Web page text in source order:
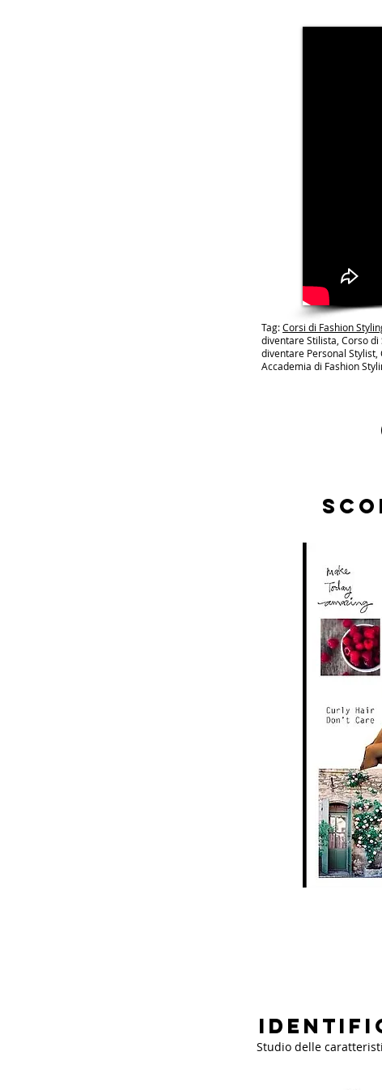
Tag:Corsi di Fashion
diventare Stilista, Corso
diventare Personal Stylist,
Accademia di Fashion
Studio delle